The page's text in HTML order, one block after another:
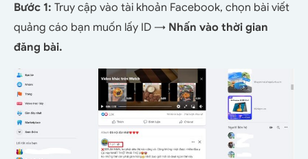
Bước 1: Truy cập vào tài khoản Facebook, chọn bài viết
quảng cáo bạn muốn lấy ID → Nhấn vào thời gian
đăng bài.